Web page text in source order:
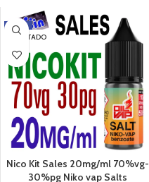
-33%
AGOTADO
Nico Kit Sales 20mg/ml 70%vg-
30%pg Niko vap Salts